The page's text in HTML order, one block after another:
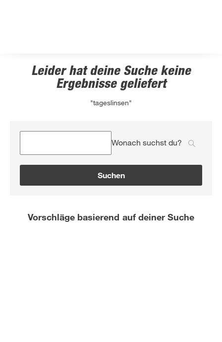
Leider hat deine Suche keine
Ergebnisse geliefert
"tageslinsen"
Wonach suchst du?
Suchen
Vorschläge basierend auf deiner Suche